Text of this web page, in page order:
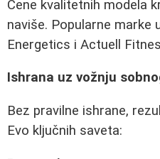
Cene kvalitetnih modela
naviše. Popularne marke
Energetics i Actuell
Ishrana uz vožnju
Bez pravilne ishrane,
Evo ključnih saveta: